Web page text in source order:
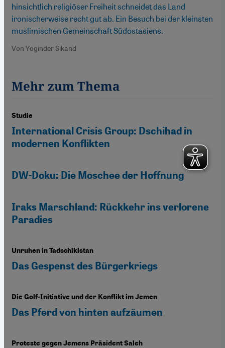
hinsichtlich religiöser Freiheit schneidet das Land
ironischerweise recht gut ab. Ein Besuch bei der kleinsten
muslimischen Gemeinschaft Südostasiens.
Von Yoginder Sikand
Mehr zum Thema
Studie
International Crisis Group: Dschihad in
modernen Konflikten
DW-Doku: Die Moschee der Hoffnung
Iraks Marschland: Rückkehr ins verlorene
Paradies
Unruhen in Tadschikistan
Das Gespenst des Bürgerkriegs
Die Golf-Initiative und der Konflikt im Jemen
Das Pferd von hinten aufzäumen
Proteste gegen Jemens Präsident Saleh